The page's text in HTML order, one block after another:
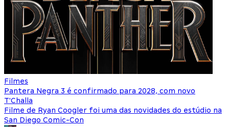
Filmes
Pantera Negra 3 é confirmado para 2028, com novo
T'Challa
Filme de Ryan Coogler foi uma das novidades do estúdio na
San Diego Comic-Con